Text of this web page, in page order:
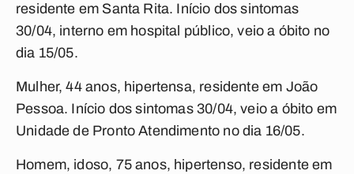
residente em Santa Rita. Início dos sintomas
30/04, interno em hospital público, veio a óbito no
dia 15/05.
Mulher, 44 anos, hipertensa, residente em João
Pessoa. Início dos sintomas 30/04, veio a óbito em
Unidade de Pronto Atendimento no dia 16/05.
Homem, idoso, 75 anos, hipertenso, residente em